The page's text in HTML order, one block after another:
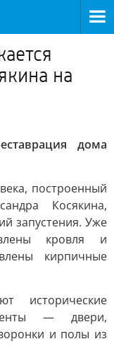
на
дома
построенный
Косякина,
запустения. Уже
кровля и
кирпичные
исторические
— двери,
и полы из